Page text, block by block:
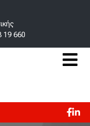
19 660